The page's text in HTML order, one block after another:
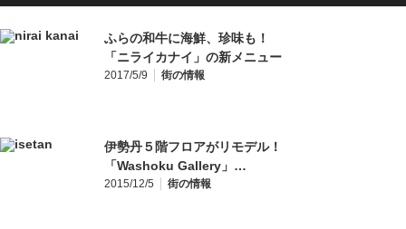
ふらの和牛に海鮮、珍味も！
「ニライカナイ」の新メニュー
2017/5/9 街の情報
伊勢丹５階フロアがリモデル！
「Washoku Gallery」…
2015/12/5 街の情報